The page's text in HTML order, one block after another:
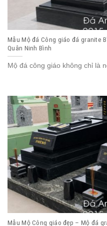
Mẫu Mộ đá Công giáo đá granite
Quân Ninh Bình
Mộ đá công giáo không chỉ là
Mẫu Mộ Công giáo đẹp – Mộ đá